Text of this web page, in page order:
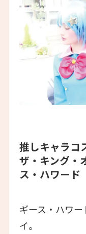
推しキャラコ
ザ・キング・
ス・ハワード
ギース・ハワ
イ。